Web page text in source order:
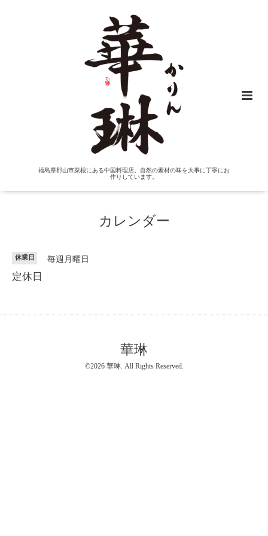
福島県郡山市菜根にある中国料理店。自然の素材の味を大事に丁寧にお
作りしています。
カレンダー
休業日 毎週月曜日
定休日
華琳
©2026 華琳. All Rights Reserved.